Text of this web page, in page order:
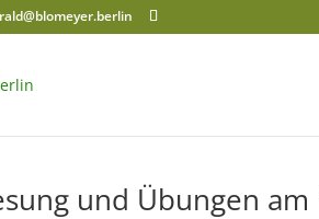
und Übungen